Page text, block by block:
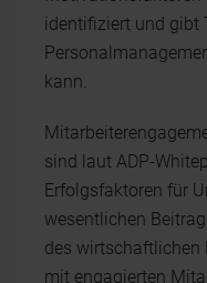
identifiziert und gibt
kann.
sind laut ADP-
Erfolgsfaktoren für
wesentlichen
des wirtschaftlichen
mit engagierten